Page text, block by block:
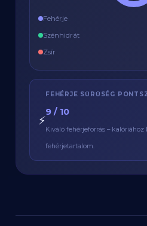
Fehérje
Szénhidrát
Zsír
⚡
FEHÉRJE SŰRŰSÉG
9 / 10
Kiváló fehérjeforrás – kalóriához
fehérjetartalom.